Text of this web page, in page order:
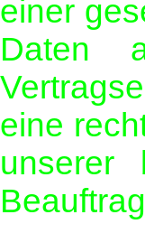
einer
Daten
eine
unserer